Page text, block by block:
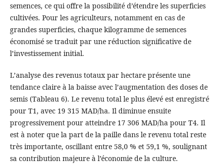
semences, ce qui offre la possibilité d’étendre les superficies
cultivées. Pour les agriculteurs, notamment en cas de
grandes superficies, chaque kilogramme de semences
économisé se traduit par une réduction significative de
l’investissement initial.
L’analyse des revenus totaux par hectare présente une
tendance claire à la baisse avec l’augmentation des doses de
semis (Tableau 6). Le revenu total le plus élevé est enregistré
pour T1, avec 19 315 MAD/ha. Il diminue ensuite
progressivement pour atteindre 17 306 MAD/ha pour T4. Il
est à noter que la part de la paille dans le revenu total reste
très importante, oscillant entre 58,0 % et 59,1 %, soulignant
sa contribution majeure à l’économie de la culture.